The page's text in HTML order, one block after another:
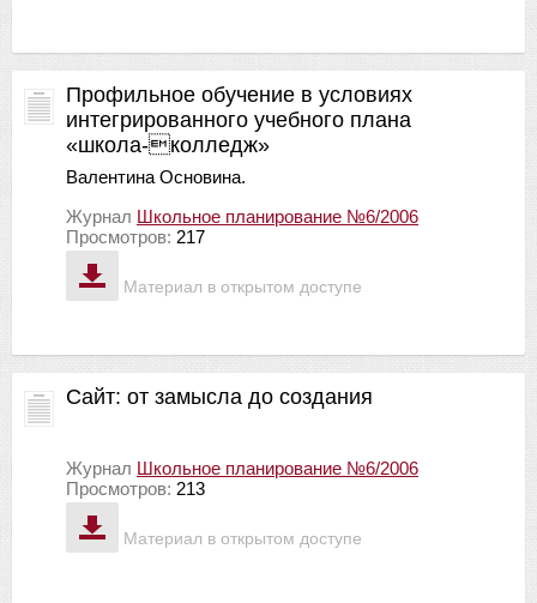
Материал в открытом доступе
Профильное обучение в условиях
интегрированного учебного плана
«школа-колледж»
Валентина Основина.
Журнал Школьное планирование №6/2006
Просмотров: 217
Материал в открытом доступе
Сайт: от замысла до создания
Журнал Школьное планирование №6/2006
Просмотров: 213